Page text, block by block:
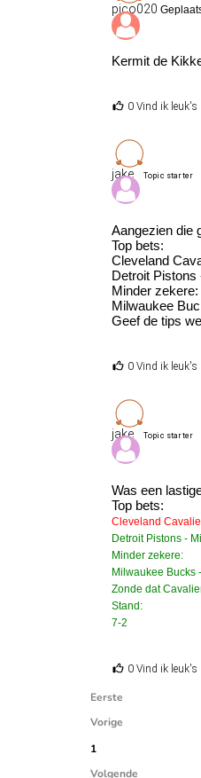
pico020
Kermit de
0 Vind ik leuk's
jake Topic starter
Aangezien die
Top bets:
Cleveland
Detroit
Minder zekere:
Milwaukee
Geef de tips
0 Vind ik leuk's
jake Topic starter
Was een
Top bets:
Cleveland
Detroit Pistons -
Minder zekere:
Milwaukee Bucks
Zonde dat
Stand:
7-2
0 Vind ik leuk's
Eerste
Vorige
1
Volgende